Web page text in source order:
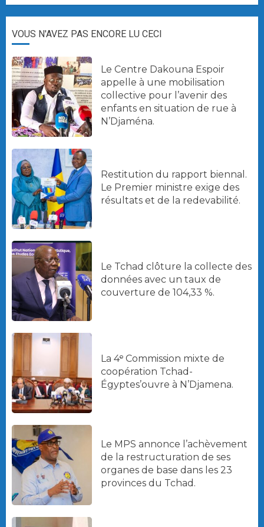
VOUS N'AVEZ PAS ENCORE LU CECI
Le Centre Dakouna Espoir
appelle à une mobilisation
collective pour l’avenir des
enfants en situation de rue à
N’Djaména.
Restitution du rapport biennal.
Le Premier ministre exige des
résultats et de la redevabilité.
Le Tchad clôture la collecte des
données avec un taux de
couverture de 104,33 %.
La 4ᵉ Commission mixte de
coopération Tchad-
Égyptes’ouvre à N’Djamena.
Le MPS annonce l’achèvement
de la restructuration de ses
organes de base dans les 23
provinces du Tchad.